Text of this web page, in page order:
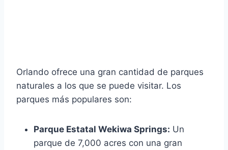
Orlando ofrece una gran cantidad de parques
naturales a los que se puede visitar. Los
parques más populares son:
Parque Estatal Wekiwa Springs: Un
parque de 7,000 acres con una gran